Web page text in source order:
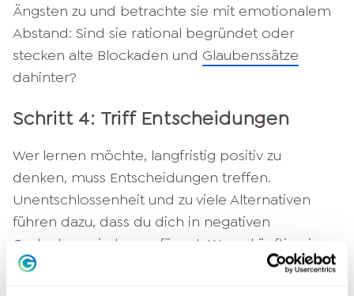
Ängsten zu und betrachte sie mit emotionalem
Abstand: Sind sie rational begründet oder
stecken alte Blockaden und Glaubenssätze
dahinter?
Schritt 4: Triff Entscheidungen
Wer lernen möchte, langfristig positiv zu
denken, muss Entscheidungen treffen.
Unentschlossenheit und zu viele Alternativen
führen dazu, dass du dich in negativen
Gedankenspiralen verfängst. Wenn künftig eine
Entscheidung ansteht, dann triff deine Wahl